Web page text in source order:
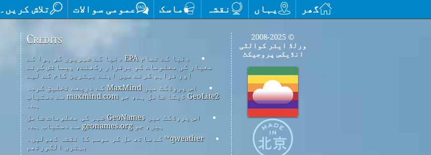
گھر یہاں نقشہ ماسک عمومی سوالات تلاش کریں۔
Credits
دنیا کے تمام EPA دنیا کے شہریوں کو ہوا کے
معیار کی معلومات کو برقرار رکھنے، پیمائش کرنے
اور فراہم کرنے میں اپنے بہترین کام کے لیے
اس پروڈکٹ میں MaxMind کے ذریعے تخلیق کردہ
GeoLite2 ڈیٹا شامل ہے، جو maxmind.com سے دستیاب
ہے۔
اس پروڈکٹ میں GeoNames شہر کی معلومات شامل
ہیں، جو geonames.org سے دستیاب ہے۔
qweather™ کے ساتھ مل کر موسم کا نقشہ کھولیں۔
بہتری الگورتھم
© 2008-2025
ورلڈ ایئر کوالٹی
انڈیکس پروجیکٹ